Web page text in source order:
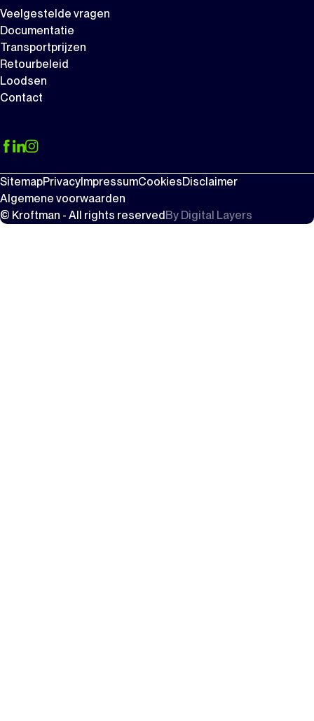
Veelgestelde vragen
Documentatie
Transportprijzen
Retourbeleid
Loodsen
Contact
SitemapPrivacy ImpressumCookiesDisclaimer
Algemene voorwaarden
© Kroftman - All rights reserved By Digital Layers